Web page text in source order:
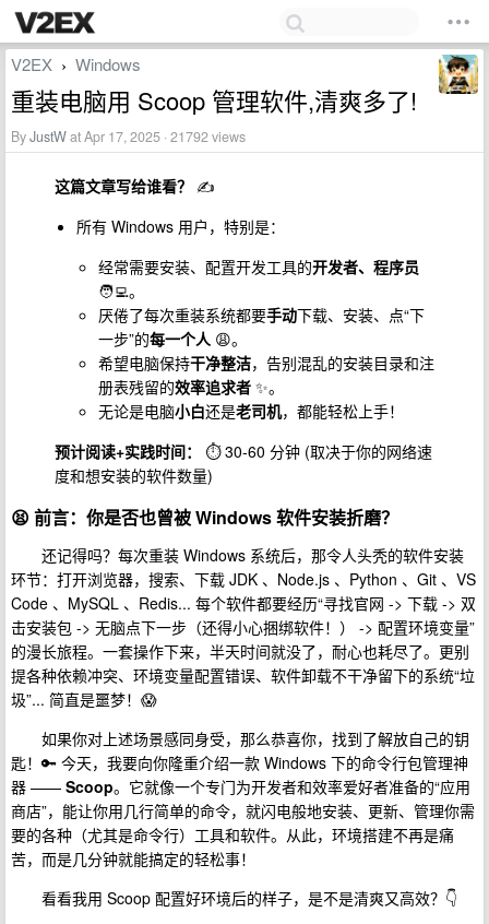
V2EX › Windows
重装电脑用 Scoop 管理软件,清爽多了!
ByJustWat Apr 17, 2025 · 21792 views
这篇文章写给谁看？ ✍️
所有 Windows 用户，特别是：
经常需要安装、配置开发工具的开发者、程序员
🧑‍💻。
厌倦了每次重装系统都要手动下载、安装、点“下
一步”的每一个人 😩。
希望电脑保持干净整洁，告别混乱的安装目录和注
册表残留的效率追求者 ✨。
无论是电脑小白还是老司机，都能轻松上手！
预计阅读+实践时间：
⏱️ 30-60 分钟 (取决于你的网络速
度和想安装的软件数量)
😫 前言：你是否也曾被 Windows 软件安装折磨？
还记得吗？每次重装 Windows 系统后，那令人头秃的软件安装
环节：打开浏览器，搜索、下载 JDK 、Node.js 、Python 、Git 、VS
Code 、MySQL 、Redis... 每个软件都要经历“寻找官网 -> 下载 -> 双
击安装包 -> 无脑点下一步（还得小心捆绑软件！） -> 配置环境变量”
的漫长旅程。一套操作下来，半天时间就没了，耐心也耗尽了。更别
提各种依赖冲突、环境变量配置错误、软件卸载不干净留下的系统“垃
圾”... 简直是噩梦！😱
如果你对上述场景感同身受，那么恭喜你，找到了解放自己的钥
匙！🔑 今天，我要向你隆重介绍一款 Windows 下的命令行包管理神
器 —— Scoop。它就像一个专门为开发者和效率爱好者准备的“应用
商店”，能让你用几行简单的命令，就闪电般地安装、更新、管理你需
要的各种（尤其是命令行）工具和软件。从此，环境搭建不再是痛
苦，而是几分钟就能搞定的轻松事！
看看我用 Scoop 配置好环境后的样子，是不是清爽又高效？👇